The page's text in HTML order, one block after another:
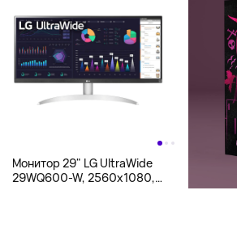
Монитор 29" LG UltraWide
29WQ600-W, 2560x1080,